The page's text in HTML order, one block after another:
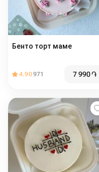
Бенто торт маме
4.90971 7 990֏